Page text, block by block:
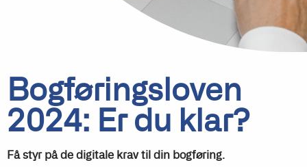
Bogføringsloven
2024: Er du klar?
Få styr på de digitale krav til din bogføring.